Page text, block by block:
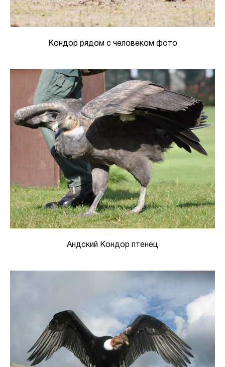
Кондор рядом с человеком фото
Андский Кондор птенец